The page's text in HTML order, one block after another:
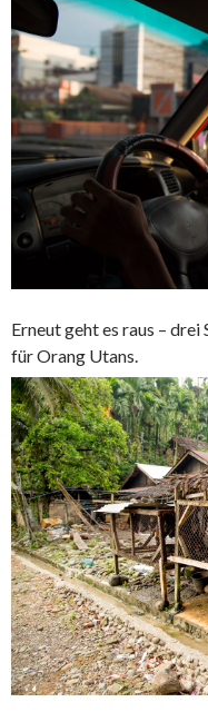
Erneut geht es raus –
für Orang Utans.